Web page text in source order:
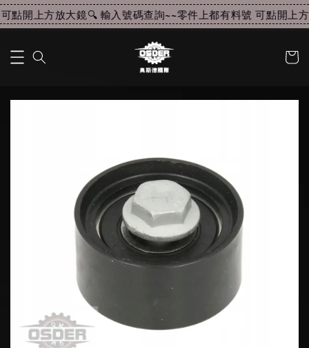
點開上方放大鏡🔍 輸入號碼查詢~~零件上都有料號 可點開上